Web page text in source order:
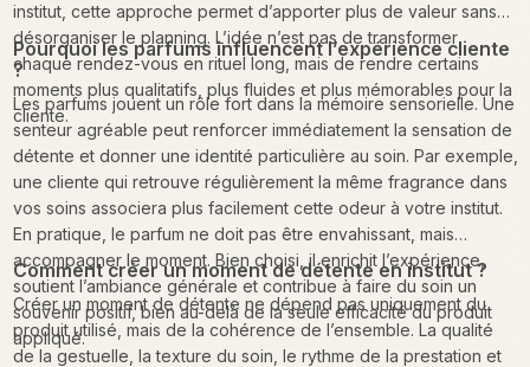
institut, cette approche permet d’apporter plus de valeur sans
désorganiser le planning. L’idée n’est pas de transformer
chaque rendez-vous en rituel long, mais de rendre certains
moments plus qualitatifs, plus fluides et plus mémorables pour la
cliente.
Pourquoi les parfums influencent l’expérience cliente
?
Les parfums jouent un rôle fort dans la mémoire sensorielle. Une
senteur agréable peut renforcer immédiatement la sensation de
détente et donner une identité particulière au soin. Par exemple,
une cliente qui retrouve régulièrement la même fragrance dans
vos soins associera plus facilement cette odeur à votre institut.
En pratique, le parfum ne doit pas être envahissant, mais
accompagner le moment. Bien choisi, il enrichit l’expérience,
soutient l’ambiance générale et contribue à faire du soin un
souvenir positif, bien au-delà de la seule efficacité du produit
appliqué.
Comment créer un moment de détente en institut ?
Créer un moment de détente ne dépend pas uniquement du
produit utilisé, mais de la cohérence de l’ensemble. La qualité
de la gestuelle, la texture du soin, le rythme de la prestation et